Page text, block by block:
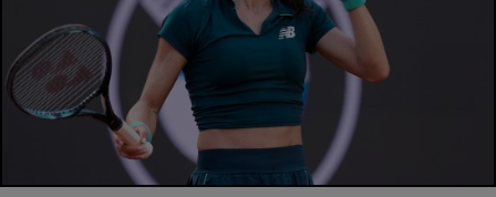
Alte sporturi
JO 2024
JO 2026